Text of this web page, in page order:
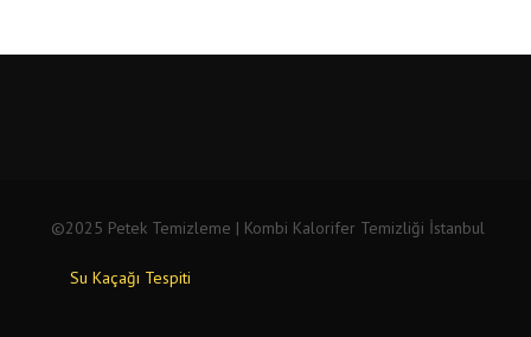
©2025 Petek Temizleme | Kombi Kalorifer Temizliği İstanbul
Su Kaçağı Tespiti